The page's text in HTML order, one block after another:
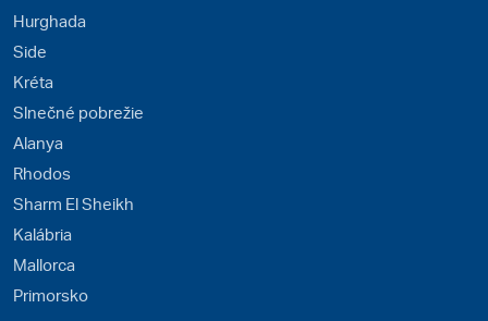
Hurghada
Side
Kréta
Slnečné pobrežie
Alanya
Rhodos
Sharm El Sheikh
Kalábria
Mallorca
Primorsko